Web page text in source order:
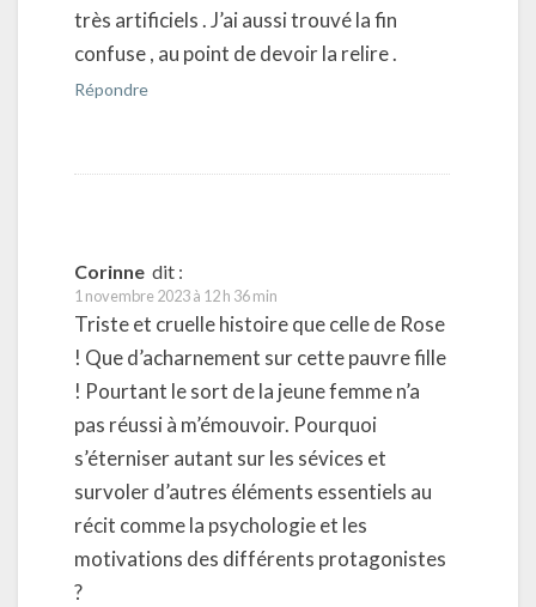
très artificiels . J’ai aussi trouvé la fin
confuse , au point de devoir la relire .
Répondre
Corinne dit :
1 novembre 2023 à 12 h 36 min
Triste et cruelle histoire que celle de Rose
! Que d’acharnement sur cette pauvre fille
! Pourtant le sort de la jeune femme n’a
pas réussi à m’émouvoir. Pourquoi
s’éterniser autant sur les sévices et
survoler d’autres éléments essentiels au
récit comme la psychologie et les
motivations des différents protagonistes
?